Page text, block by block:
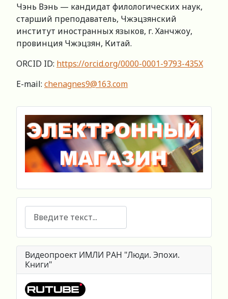
Чэнь Вэнь — кандидат филологических наук,
старший преподаватель, Чжэцзянский
институт иностранных языков, г. Ханчжоу,
провинция Чжэцзян, Китай.
ORCID ID: https://orcid.org/0000-0001-9793-435X
E-mail: chenagnes9@163.com
Поиск
Видеопроект ИМЛИ РАН "Люди. Эпохи.
Книги"